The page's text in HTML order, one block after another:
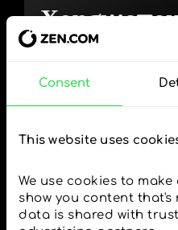
Consent
This website uses
We use cookies to
show you content that's
data is shared with
επιλεγμένο
όπως θέλετε
κάντε ανάληψη
πολλαπλών
— απλά και χωρίς